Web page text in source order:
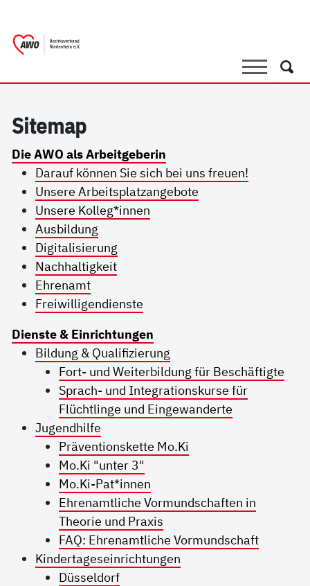
SucheSuche
Si­te­map
Die AWO als Arbeitgeberin
Darauf können Sie sich bei uns freuen!
Unsere Arbeitsplatzangebote
Unsere Kolleg*innen
Ausbildung
Digitalisierung
Nachhaltigkeit
Ehrenamt
Freiwilligendienste
Dienste & Einrichtungen
Bildung & Qualifizierung
Fort- und Weiterbildung für Beschäftigte
Sprach- und Integrationskurse für
Flüchtlinge und Eingewanderte
Jugendhilfe
Präventionskette Mo.Ki
Mo.Ki "unter 3"
Mo.Ki-Pat*innen
Ehrenamtliche Vormundschaften in
Theorie und Praxis
FAQ: Ehrenamtliche Vormundschaft
Kindertageseinrichtungen
Düsseldorf